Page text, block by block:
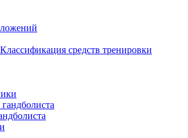
Классификация средств тренировки